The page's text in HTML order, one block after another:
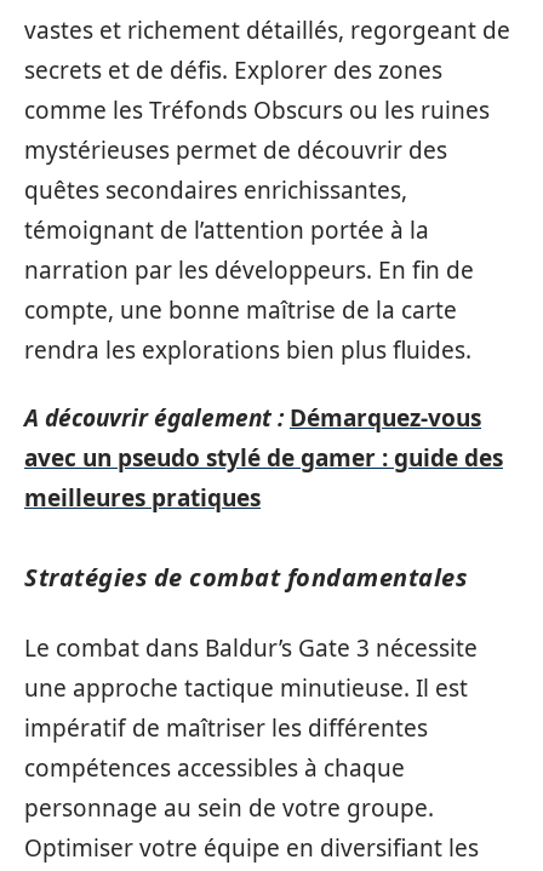
vastes et richement détaillés, regorgeant de
secrets et de défis. Explorer des zones
comme les Tréfonds Obscurs ou les ruines
mystérieuses permet de découvrir des
quêtes secondaires enrichissantes,
témoignant de l’attention portée à la
narration par les développeurs. En fin de
compte, une bonne maîtrise de la carte
rendra les explorations bien plus fluides.
A découvrir également : Démarquez-vous
avec un pseudo stylé de gamer : guide des
meilleures pratiques
Stratégies de combat fondamentales
Le combat dans Baldur’s Gate 3 nécessite
une approche tactique minutieuse. Il est
impératif de maîtriser les différentes
compétences accessibles à chaque
personnage au sein de votre groupe.
Optimiser votre équipe en diversifiant les